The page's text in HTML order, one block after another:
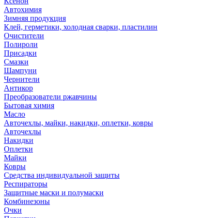
Автохимия
Зимняя продукция
Клей, герметики, холодная сварки, пластилин
Очистители
Полироли
Присадки
Смазки
Шампуни
Чернители
Антикор
Преобразователи ржавчины
Бытовая химия
Масло
Авточехлы, майки, накидки, оплетки, ковры
Авточехлы
Накидки
Оплетки
Майки
Ковры
Средства индивидуальной защиты
Респираторы
Защитные маски и полумаски
Комбинезоны
Очки